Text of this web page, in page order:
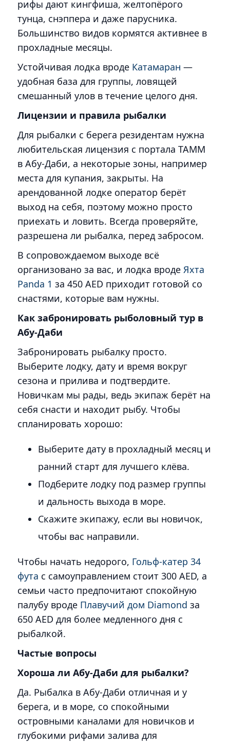
рифы дают кингфиша, желтопёрого
тунца, снэппера и даже парусника.
Большинство видов кормятся активнее в
прохладные месяцы.
Устойчивая лодка вроде Катамаран —
удобная база для группы, ловящей
смешанный улов в течение целого дня.
Лицензии и правила рыбалки
Для рыбалки с берега резидентам нужна
любительская лицензия с портала TAMM
в Абу-Даби, а некоторые зоны, например
места для купания, закрыты. На
арендованной лодке оператор берёт
выход на себя, поэтому можно просто
приехать и ловить. Всегда проверяйте,
разрешена ли рыбалка, перед забросом.
В сопровождаемом выходе всё
организовано за вас, и лодка вроде Яхта
Panda 1 за 450 AED приходит готовой со
снастями, которые вам нужны.
Как забронировать рыболовный тур в
Абу-Даби
Забронировать рыбалку просто.
Выберите лодку, дату и время вокруг
сезона и прилива и подтвердите.
Новичкам мы рады, ведь экипаж берёт на
себя снасти и находит рыбу. Чтобы
спланировать хорошо:
Выберите дату в прохладный месяц и
ранний старт для лучшего клёва.
Подберите лодку под размер группы
и дальность выхода в море.
Скажите экипажу, если вы новичок,
чтобы вас направили.
Чтобы начать недорого, Гольф-катер 34
фута с самоуправлением стоит 300 AED, а
семьи часто предпочитают спокойную
палубу вроде Плавучий дом Diamond за
650 AED для более медленного дня с
рыбалкой.
Частые вопросы
Хороша ли Абу-Даби для рыбалки?
Да. Рыбалка в Абу-Даби отличная и у
берега, и в море, со спокойными
островными каналами для новичков и
глубокими рифами залива для